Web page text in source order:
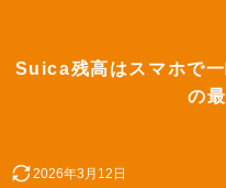
Suica残高はスマホで
の
2026年3月12日